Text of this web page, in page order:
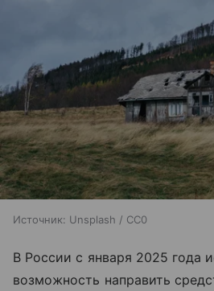
Источник: Unsplash / CC0
В России с января 2025 года
возможность направить